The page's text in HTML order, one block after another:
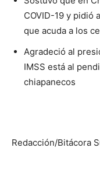
COVID-19 y pidió
que acuda a los
Agradeció al
IMSS está al
chiapanecos
Redacción/Bitácora